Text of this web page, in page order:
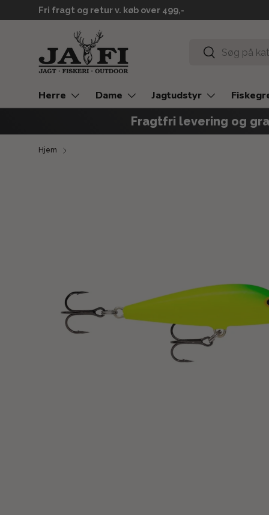
GÅ TIL INDHOLD
Levering 2-3 hverdage
Søg
Herre Dame Jagtudstyr
Fragtfri levering og
Hjem